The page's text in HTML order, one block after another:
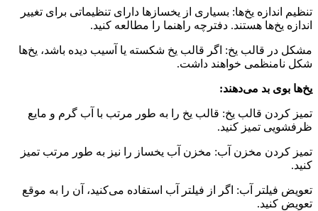
تنظیم اندازه یخ‌ها: بسیاری از یخسازها دارای تنظیماتی برای تغییر
اندازه یخ‌ها هستند. دفترچه راهنما را مطالعه کنید.
مشکل در قالب یخ: اگر قالب یخ شکسته یا آسیب دیده باشد، یخ‌ها
شکل نامنظمی خواهند داشت.
یخ‌ها بوی بد می‌دهند:
تمیز کردن قالب یخ: قالب یخ را به طور مرتب با آب گرم و مایع
ظرفشویی تمیز کنید.
تمیز کردن مخزن آب: مخزن آب یخساز را نیز به طور مرتب تمیز
کنید.
تعویض فیلتر آب: اگر از فیلتر آب استفاده می‌کنید، آن را به موقع
تعویض کنید.